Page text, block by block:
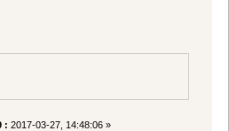
: 2017-03-27, 14:48:06 »